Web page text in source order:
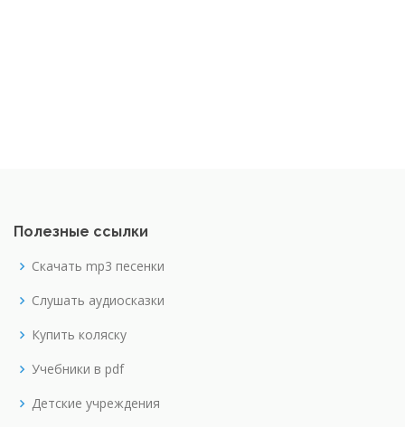
Полезные ссылки
Скачать mp3 песенки
Слушать аудиосказки
Купить коляску
Учебники в pdf
Детские учреждения